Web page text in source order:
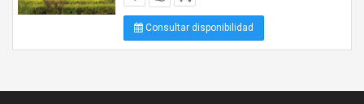
Consultar disponibilidad